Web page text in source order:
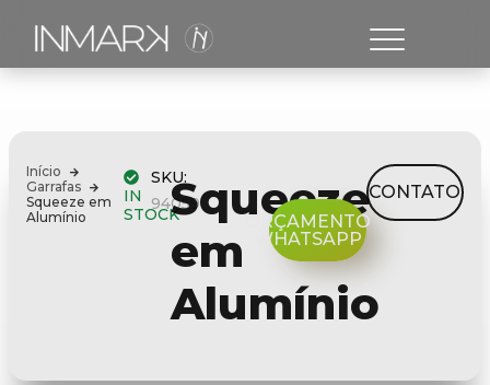
Início
Garrafas
Squeeze em
Alumínio
IN
STOCK
SKU:
94059
Squeeze
em
Alumínio
ORÇAMENTO
WHATSAPP
CONTATO